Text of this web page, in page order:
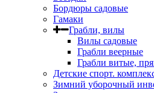
Бордюры садовые
Гамаки
Грабли, вилы
Вилы садовые
Грабли веерные
Грабли витые,
Детские спорт.
Зимний уборочный